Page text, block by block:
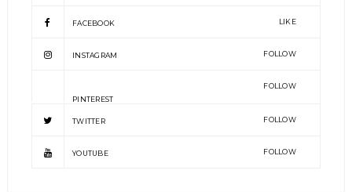
FACEBOOK LIKE
INSTAGRAM FOLLOW
PINTEREST
FOLLOW
TWITTER FOLLOW
YOUTUBE FOLLOW